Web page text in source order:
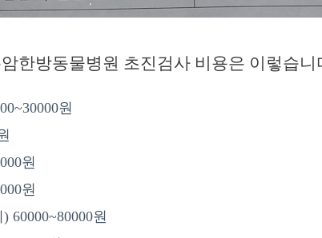
한방동물병원 초진검사 비용은 이렇습니
원
원
원
60000~80000원